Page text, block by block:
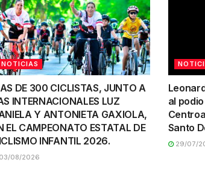
NOTICIAS
DE 300 CICLISTAS, JUNTO A
INTERNACIONALES LUZ
Y ANTONIETA GAXIOLA,
EL CAMPEONATO ESTATAL DE
INFANTIL 2026.
08/2026
al
Santo
29/07/